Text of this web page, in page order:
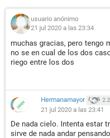
usuario anónimo
21 jul 2020 a las 23:34
muchas gracias, pero tengo
no se en cual de los dos
riego entre los dos
Hermanamayor
21 jul 2020 a las 23:41
De nada cielo. Intenta estar
sirve de nada andar